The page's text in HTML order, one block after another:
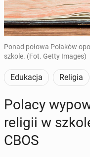
Ponad połowa Polaków
szkole. (Fot. Getty Images)
Edukacja Religia
Polacy
religii w
CBOS